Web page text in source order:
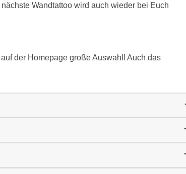
Wandtattoo wird auch wieder bei Euch
der Homepage große Auswahl! Auch das